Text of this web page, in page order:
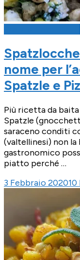
nome per
Spatzle e
Più ricetta da
Spatzle
saraceno conditi
(valtellinesi) non
gastronomico
piatto perché …
3 Febbraio 2020